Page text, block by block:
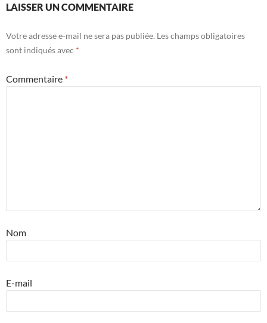
LAISSER UN COMMENTAIRE
Votre adresse e-mail ne sera pas publiée. Les champs obligatoires
sont indiqués avec *
Commentaire *
Nom
E-mail